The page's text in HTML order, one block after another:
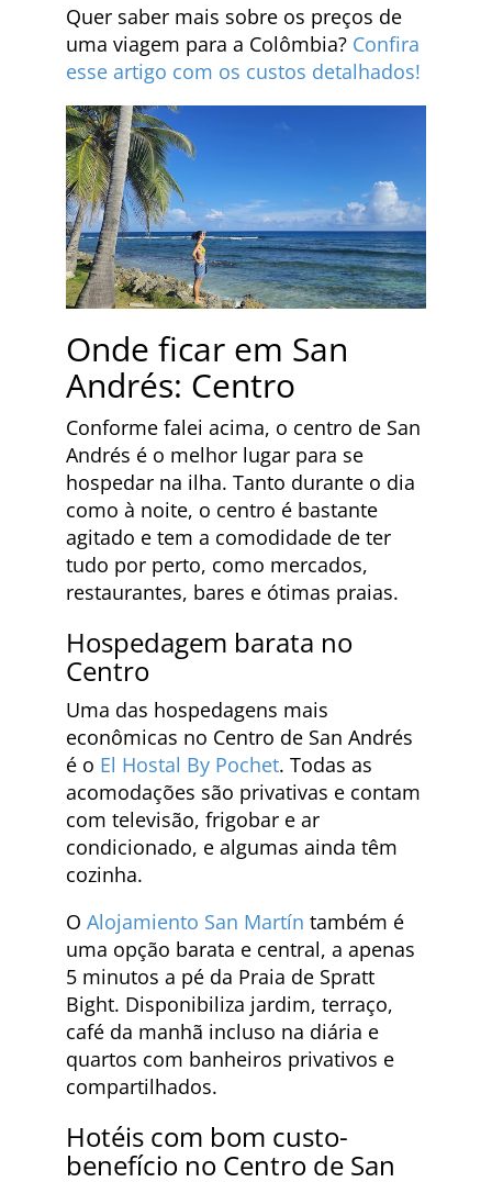
Quer saber mais sobre os preços de
uma viagem para a Colômbia? Confira
esse artigo com os custos detalhados!
Onde ficar em San
Andrés: Centro
Conforme falei acima, o centro de San
Andrés é o melhor lugar para se
hospedar na ilha. Tanto durante o dia
como à noite, o centro é bastante
agitado e tem a comodidade de ter
tudo por perto, como mercados,
restaurantes, bares e ótimas praias.
Hospedagem barata no
Centro
Uma das hospedagens mais
econômicas no Centro de San Andrés
é o El Hostal By Pochet. Todas as
acomodações são privativas e contam
com televisão, frigobar e ar
condicionado, e algumas ainda têm
cozinha.
O Alojamiento San Martín também é
uma opção barata e central, a apenas
5 minutos a pé da Praia de Spratt
Bight. Disponibiliza jardim, terraço,
café da manhã incluso na diária e
quartos com banheiros privativos e
compartilhados.
Hotéis com bom custo-
benefício no Centro de San